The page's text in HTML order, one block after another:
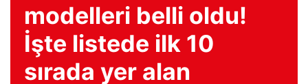
modelleri belli oldu!
İşte listede ilk 10
sırada yer alan